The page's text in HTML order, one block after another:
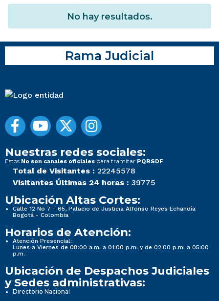
No hay resultados.
Rama Judicial
Nuestras redes sociales:
Estos No son canales oficiales para tramitar PQRSDF
Total de Visitantes : 22245578
Visitantes Últimas 24 horas : 39775
Ubicación Altas Cortes:
Calle 12 No 7 - 65, Palacio de Justicia Alfonso Reyes Echandía
Bogotá - Colombia
Horarios de Atención:
Atención Presencial:
Lunes a Viernes de 08:00 a.m. a 01:00 p.m. y de 02:00 p.m. a 05:00
p.m.
Ubicación de Despachos Judiciales
y Sedes administrativas:
Directorio Nacional